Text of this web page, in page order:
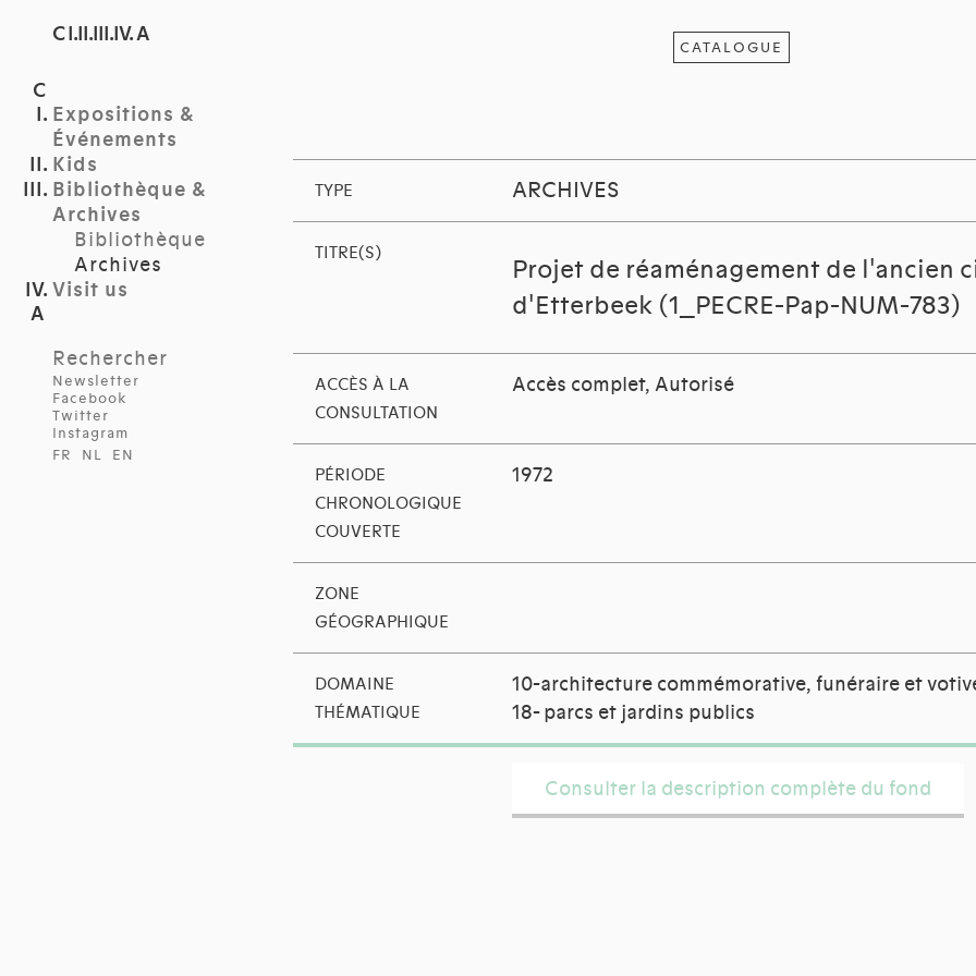
C I.II.III.IV. A
Expositions &
Événements
Kids
Bibliothèque &
Archives
Bibliothèque
Archives
Visit us
Rechercher
Newsletter
Facebook
Twitter
Instagram
FR
NL EN
CATALOGUE
TYPE ARCHIVES
TITRE(S)
Projet de réaménagement de l'ancien
d'Etterbeek (1_PECRE-Pap-NUM-783)
ACCÈS À LA
CONSULTATION
Accès complet, Autorisé
PÉRIODE
CHRONOLOGIQUE
COUVERTE
1972
ZONE
GÉOGRAPHIQUE
DOMAINE
THÉMATIQUE
10-architecture commémorative, funéraire et
18- parcs et jardins publics
Consulter la description complète du fond